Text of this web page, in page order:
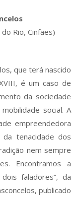
Rio, Cinfães)
que terá nascido
é um caso de
da sociedade
social. A
empreendedora
tenacidade dos
nem sempre
Encontramos a
faladores”, da
publicado